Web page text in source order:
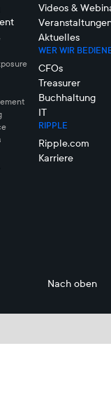
Videos &
Aktuelles
WER WIR
CFOs
Treasurer
Buchhaltung
IT
RIPPLE
Ripple.com
Karriere
Nach oben